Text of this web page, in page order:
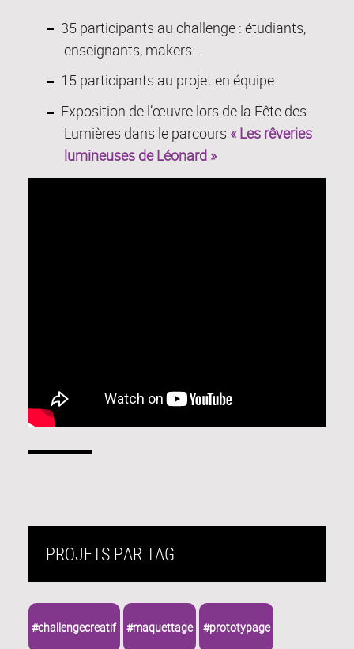
35 participants au challenge : étudiants,
enseignants, makers…
15 participants au projet en équipe
Exposition de l’œuvre lors de la Fête des
Lumières dans le parcours « Les rêveries
lumineuses de Léonard »
PROJETS PAR TAG
#challengecreatif #maquettage #prototypage